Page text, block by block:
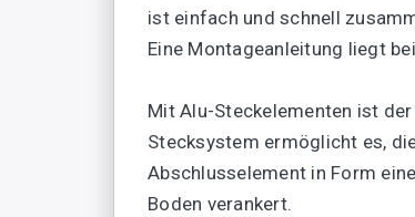
ist einfach und schnell
Eine Montageanleitung liegt
Mit Alu-Steckelementen ist
Stecksystem ermöglicht es,
Abschlusselement in Form
Boden verankert.